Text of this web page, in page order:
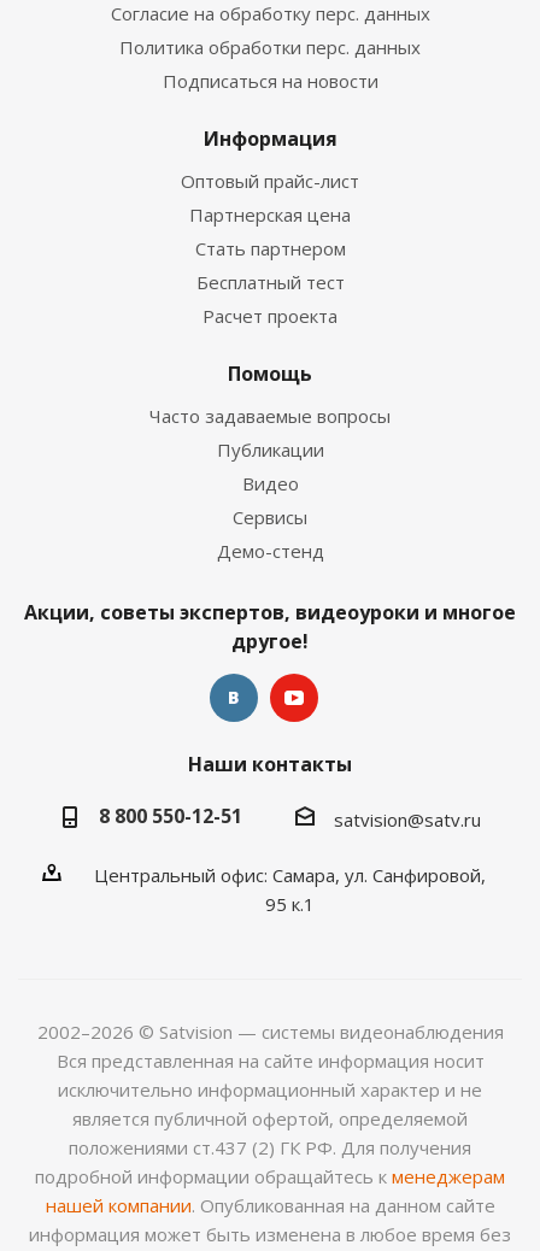
Согласие на обработку перс. данных
Политика обработки перс. данных
Подписаться на новости
Информация
Оптовый прайс-лист
Партнерская цена
Стать партнером
Бесплатный тест
Расчет проекта
Помощь
Часто задаваемые вопросы
Публикации
Видео
Сервисы
Демо-стенд
Акции, советы экспертов, видеоуроки и многое
другое!
Наши контакты
8 800 550-12-51
satvision@satv.ru
Центральный офис: Самара, ул. Санфировой,
95 к.1
2002–2026 © Satvision — системы видеонаблюдения
Вся представленная на сайте информация носит
исключительно информационный характер и не
является публичной офертой, определяемой
положениями ст.437 (2) ГК РФ. Для получения
подробной информации обращайтесь к менеджерам
нашей компании. Опубликованная на данном сайте
информация может быть изменена в любое время без